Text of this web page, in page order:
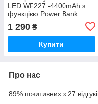
LED WF227 -4400mAh з
функцією Power Bank
1 290 ₴
Купити
Про нас
89% позитивних з 27